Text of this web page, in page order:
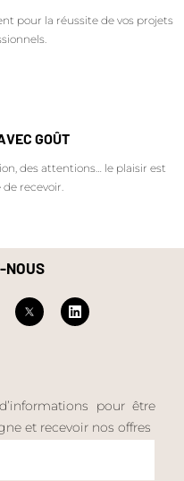
pour la réussite de vos projets
GOÛT
des attentions… le plaisir est
recevoir.
NOUS
pour être
et recevoir nos offres